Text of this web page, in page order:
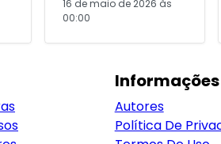
16 de maio de 2026 às
00:00
Informações
Autores
Política De